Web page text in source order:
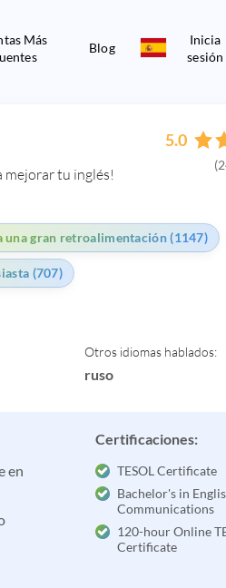
Más
Blog
Inicia
sesión
mejorar tu inglés!
5.0
una gran retroalimentación (1147)
(707)
Otros idiomas hablados:
ruso
en
Certificaciones:
TESOL Certificate
Bachelor's in
Communications
120-hour Online
Certificate